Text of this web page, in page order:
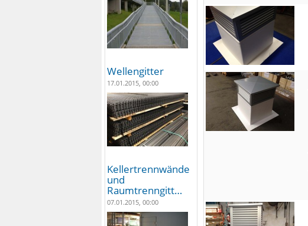
Wellengitter
17.01.2015, 00:00
Kellertrennwände
und
Raumtrenngitt…
07.01.2015, 00:00